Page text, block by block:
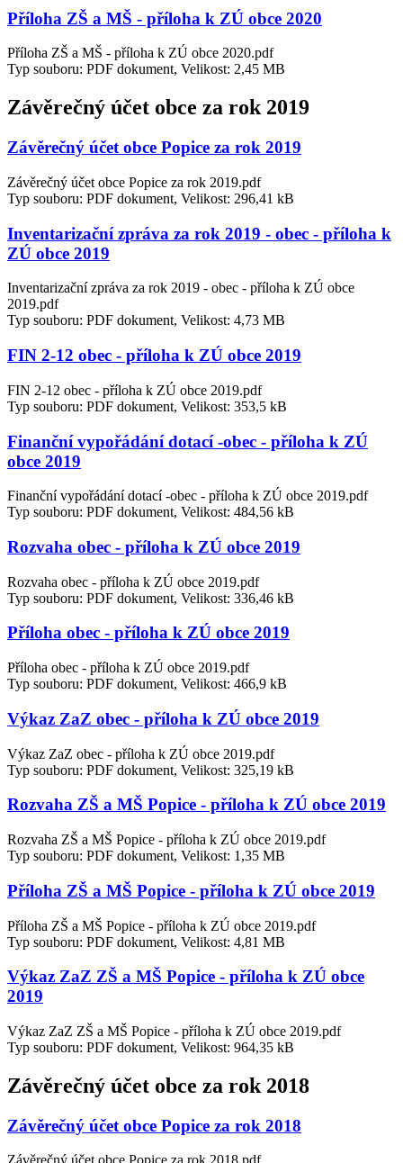
Příloha ZŠ a MŠ - příloha k ZÚ obce 2020
Příloha ZŠ a MŠ - příloha k ZÚ obce 2020.pdf
Typ souboru: PDF dokument, Velikost: 2,45 MB
Závěrečný účet obce za rok 2019
Závěrečný účet obce Popice za rok 2019
Závěrečný účet obce Popice za rok 2019.pdf
Typ souboru: PDF dokument, Velikost: 296,41 kB
Inventarizační zpráva za rok 2019 - obec - příloha k
ZÚ obce 2019
Inventarizační zpráva za rok 2019 - obec - příloha k ZÚ obce
2019.pdf
Typ souboru: PDF dokument, Velikost: 4,73 MB
FIN 2-12 obec - příloha k ZÚ obce 2019
FIN 2-12 obec - příloha k ZÚ obce 2019.pdf
Typ souboru: PDF dokument, Velikost: 353,5 kB
Finanční vypořádání dotací -obec - příloha k ZÚ
obce 2019
Finanční vypořádání dotací -obec - příloha k ZÚ obce 2019.pdf
Typ souboru: PDF dokument, Velikost: 484,56 kB
Rozvaha obec - příloha k ZÚ obce 2019
Rozvaha obec - příloha k ZÚ obce 2019.pdf
Typ souboru: PDF dokument, Velikost: 336,46 kB
Příloha obec - příloha k ZÚ obce 2019
Příloha obec - příloha k ZÚ obce 2019.pdf
Typ souboru: PDF dokument, Velikost: 466,9 kB
Výkaz ZaZ obec - příloha k ZÚ obce 2019
Výkaz ZaZ obec - příloha k ZÚ obce 2019.pdf
Typ souboru: PDF dokument, Velikost: 325,19 kB
Rozvaha ZŠ a MŠ Popice - příloha k ZÚ obce 2019
Rozvaha ZŠ a MŠ Popice - příloha k ZÚ obce 2019.pdf
Typ souboru: PDF dokument, Velikost: 1,35 MB
Příloha ZŠ a MŠ Popice - příloha k ZÚ obce 2019
Příloha ZŠ a MŠ Popice - příloha k ZÚ obce 2019.pdf
Typ souboru: PDF dokument, Velikost: 4,81 MB
Výkaz ZaZ ZŠ a MŠ Popice - příloha k ZÚ obce
2019
Výkaz ZaZ ZŠ a MŠ Popice - příloha k ZÚ obce 2019.pdf
Typ souboru: PDF dokument, Velikost: 964,35 kB
Závěrečný účet obce za rok 2018
Závěrečný účet obce Popice za rok 2018